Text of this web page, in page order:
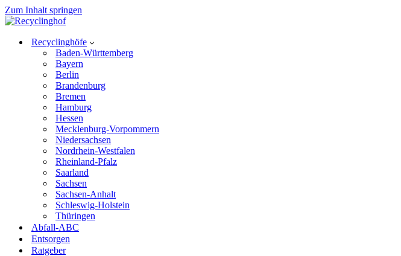
Zum Inhalt springen
Recyclinghöfe
Baden-Württemberg
Bayern
Berlin
Brandenburg
Bremen
Hamburg
Hessen
Mecklenburg-Vorpommern
Niedersachsen
Nordrhein-Westfalen
Rheinland-Pfalz
Saarland
Sachsen
Sachsen-Anhalt
Schleswig-Holstein
Thüringen
Abfall-ABC
Entsorgen
Ratgeber